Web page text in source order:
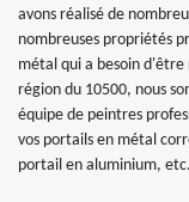
avons réalisé de
nombreuses propriétés
métal qui a besoin d'être
région du 10500, nous
équipe de peintres
vos portails en métal
portail en aluminium, etc.